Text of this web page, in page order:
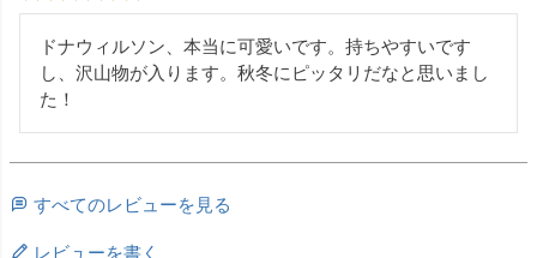
ドナウィルソン、本当に可愛いです。持ちやすいです
し、沢山物が入ります。秋冬にピッタリだなと思いまし
た！
すべてのレビューを見る
レビューを書く